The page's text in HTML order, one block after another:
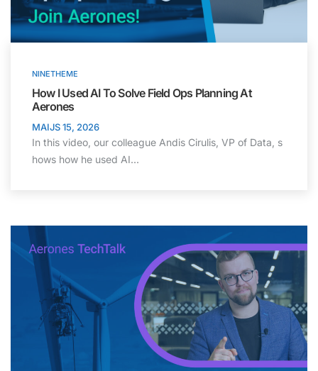
NINETHEME
How I Used AI To Solve Field Ops Planning At
Aerones
MAIJS 15, 2026
In this video, our colleague Andis Cirulis, VP of Data, s
hows how he used AI...